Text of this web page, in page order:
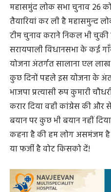
महासमुंद लोक सभा चुनाव 26
तैयारियां कर ली है महासमुन्द
टीम चुनाव कराने निकल भी चुकी
सरायपाली विधानसभा के कई
योजना अंतर्गत सालाना एल
कुछ दिनों पहले इस योजना के
भाजपा प्रत्यासी रूप कुमारी
करार दिया वही कांग्रेस की और
बयान पर कुछ भी बयान नहीं
कहना है की हम लोग असमंजम
या फर्जी है वोट किसको दें!